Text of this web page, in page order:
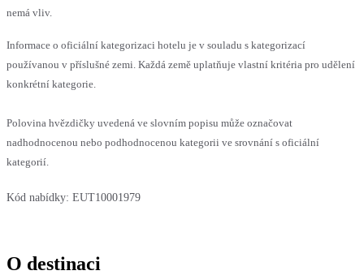
nemá vliv.
Informace o oficiální kategorizaci hotelu je v souladu s kategorizací
používanou v příslušné zemi. Každá země uplatňuje vlastní kritéria pro udělení
konkrétní kategorie.
Polovina hvězdičky uvedená ve slovním popisu může označovat
nadhodnocenou nebo podhodnocenou kategorii ve srovnání s oficiální
kategorií.
Kód nabídky: EUT10001979
O destinaci